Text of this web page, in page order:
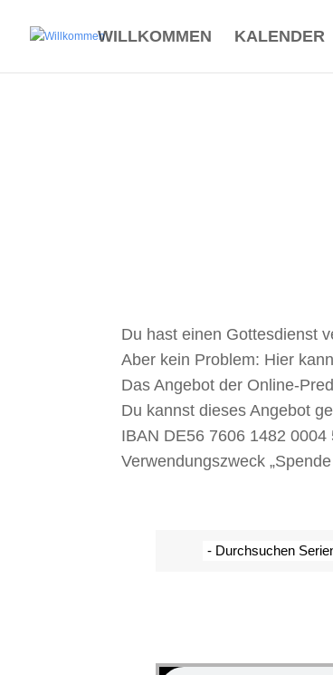
WILLKOMMEN KALENDER
Du hast einen Gottesdienst
Aber kein Problem: Hier
Das Angebot der Online-
Du kannst dieses Angebot
IBAN DE56 7606 1482 0004
Verwendungszweck